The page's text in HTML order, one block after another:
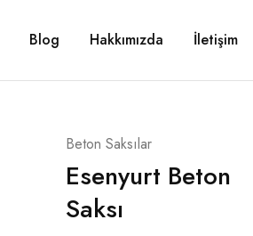
Blog Hakkımızda İletişim
Beton Saksılar
Esenyurt Beton
Saksı